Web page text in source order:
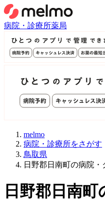
病院・診療所薬局
melmo
病院・診療所をさがす
鳥取県
日野郡日南町の病院・
日野郡日南町